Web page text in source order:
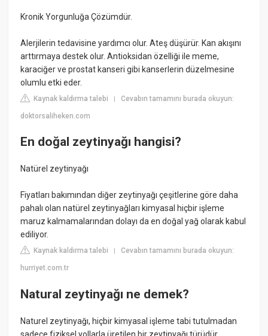
Kronik Yorgunluğa Çözümdür.
Alerjilerin tedavisine yardımcı olur. Ateş düşürür. Kan akışını
arttırmaya destek olur. Antioksidan özelliği ile meme,
karaciğer ve prostat kanseri gibi kanserlerin düzelmesine
olumlu etki eder.
Kaynak kaldırma talebi |Cevabın tamamını burada okuyun:
doktorsaliheken.com
En doğal zeytinyağı hangisi?
Natürel zeytinyağı
Fiyatları bakımından diğer zeytinyağı çeşitlerine göre daha
pahalı olan natürel zeytinyağları kimyasal hiçbir işleme
maruz kalmamalarından dolayı da en doğal yağ olarak kabul
ediliyor.
Kaynak kaldırma talebi |Cevabın tamamını burada okuyun:
hurriyet.com.tr
Natural zeytinyağı ne demek?
Naturel zeytinyağı, hiçbir kimyasal işleme tabi tutulmadan